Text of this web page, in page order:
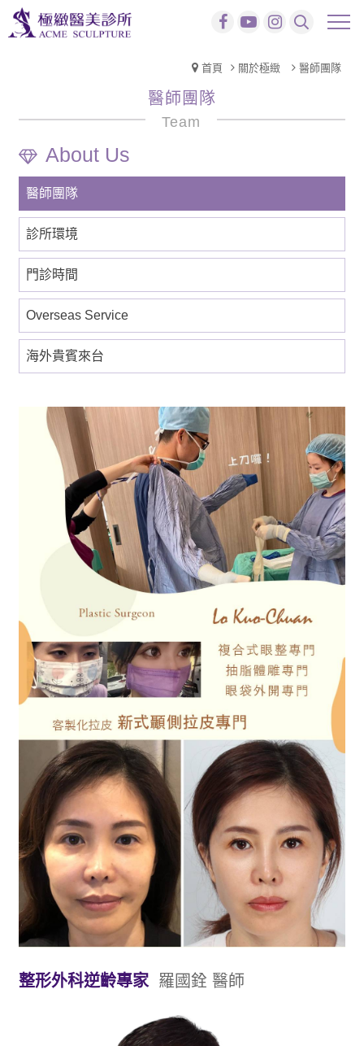
首頁 關於極緻 醫師團隊
醫師團隊
Team
醫師團隊
診所環境
門診時間
Overseas Service
海外貴賓來台
整形外科逆齡專家 羅國銓 醫師